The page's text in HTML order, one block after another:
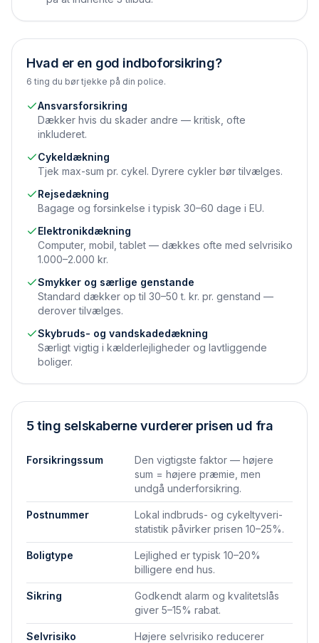
Hvad er en god indboforsikring?
6 ting du bør tjekke på din police.
Ansvarsforsikring
Dækker hvis du skader andre — kritisk, ofte
inkluderet.
Cykeldækning
Tjek max-sum pr. cykel. Dyrere cykler bør tilvælges.
Rejsedækning
Bagage og forsinkelse i typisk 30–60 dage i EU.
Elektronikdækning
Computer, mobil, tablet — dækkes ofte med selvrisiko
1.000–2.000 kr.
Smykker og særlige genstande
Standard dækker op til 30–50 t. kr. pr. genstand —
derover tilvælges.
Skybruds- og vandskadedækning
Særligt vigtig i kælderlejligheder og lavtliggende
boliger.
5 ting selskaberne vurderer prisen ud fra
Forsikringssum
Den vigtigste faktor — højere
sum = højere præmie, men
undgå underforsikring.
Postnummer
Lokal indbruds- og cykeltyveri-
statistik påvirker prisen 10–25%.
Boligtype
Lejlighed er typisk 10–20%
billigere end hus.
Sikring
Godkendt alarm og kvalitetslås
giver 5–15% rabat.
Selvrisiko
Højere selvrisiko reducerer